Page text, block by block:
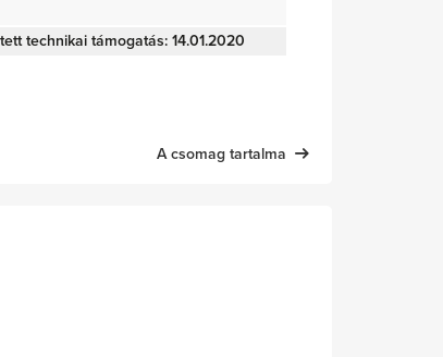
technikai támogatás: 14.01.2020
A csomag tartalma